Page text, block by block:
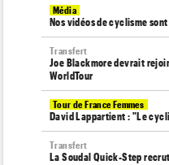
Média
Nos vidéos de cyclisme
Transfert
Joe Blackmore devrait
WorldTour
Tour de France Femmes
David Lappartient : "Le
Transfert
La Soudal Quick-Step